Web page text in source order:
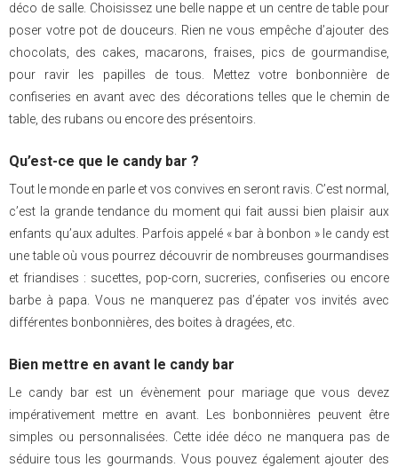
déco de salle. Choisissez une belle nappe et un centre de table pour
poser votre pot de douceurs. Rien ne vous empêche d’ajouter des
chocolats, des cakes, macarons, fraises, pics de gourmandise,
pour ravir les papilles de tous. Mettez votre bonbonnière de
confiseries en avant avec des décorations telles que le chemin de
table, des rubans ou encore des présentoirs.
Qu’est-ce que le candy bar ?
Tout le monde en parle et vos convives en seront ravis. C’est normal,
c’est la grande tendance du moment qui fait aussi bien plaisir aux
enfants qu’aux adultes. Parfois appelé « bar à bonbon » le candy est
une table où vous pourrez découvrir de nombreuses gourmandises
et friandises : sucettes, pop-corn, sucreries, confiseries ou encore
barbe à papa. Vous ne manquerez pas d’épater vos invités avec
différentes bonbonnières, des boites à dragées, etc.
Bien mettre en avant le candy bar
Le candy bar est un évènement pour mariage que vous devez
impérativement mettre en avant. Les bonbonnières peuvent être
simples ou personnalisées. Cette idée déco ne manquera pas de
séduire tous les gourmands. Vous pouvez également ajouter des